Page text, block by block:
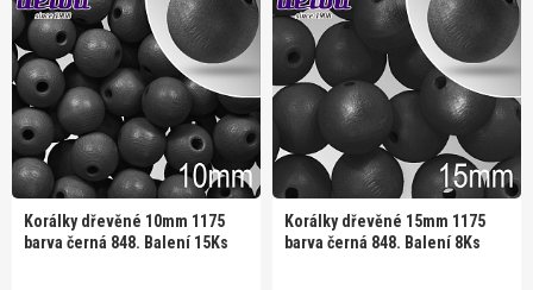
Korálky dřevěné 10mm 1175
barva černá 848. Balení 15Ks
Korálky dřevěné 15mm 1175
barva černá 848. Balení 8Ks